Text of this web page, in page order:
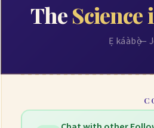
TheScience
Ẹ káàbọ̀